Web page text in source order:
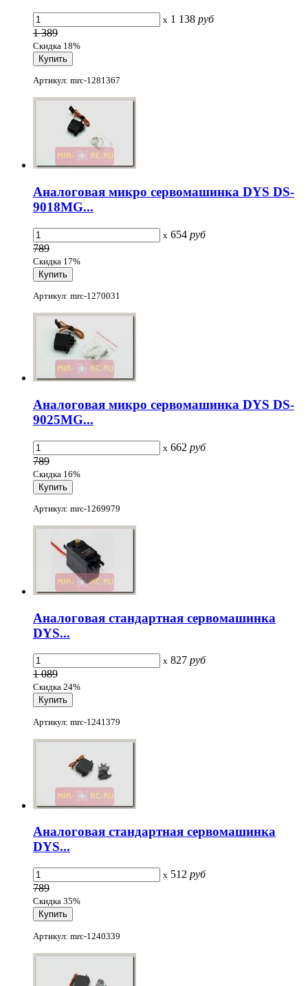
x 1 138 руб
1 389
Скидка 18%
Артикул: mrc-1281367
Аналоговая микро сервомашинка DYS DS-
9018MG...
x 654 руб
789
Скидка 17%
Артикул: mrc-1270031
Аналоговая микро сервомашинка DYS DS-
9025MG...
x 662 руб
789
Скидка 16%
Артикул: mrc-1269979
Аналоговая стандартная сервомашинка
DYS...
x 827 руб
1 089
Скидка 24%
Артикул: mrc-1241379
Аналоговая стандартная сервомашинка
DYS...
x 512 руб
789
Скидка 35%
Артикул: mrc-1240339